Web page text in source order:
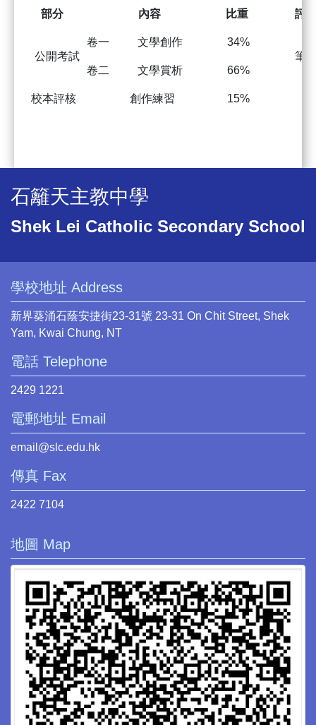
部分 內容 比重 評
公開考試
卷一 文學創作
卷二 文學賞析
34%
66%
筆
校本評核 創作練習 15%
石籬天主教中學
Shek Lei Catholic Secondary School
學校地址 Address
新界葵涌石蔭安捷街23-31號 23-31 On Chit Street, Shek
Yam, Kwai Chung, NT
電話 Telephone
2429 1221
電郵地址 Email
email@slc.edu.hk
傳真 Fax
2422 7104
地圖 Map